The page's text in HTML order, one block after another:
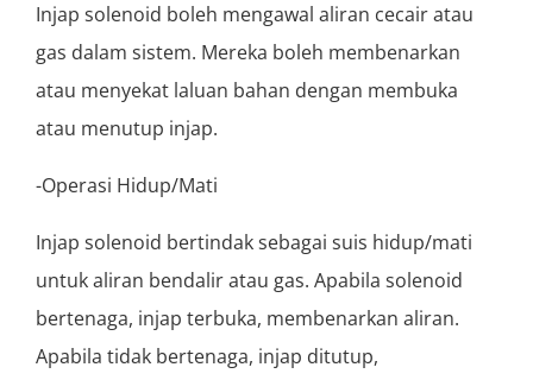
Injap solenoid boleh mengawal aliran cecair atau
gas dalam sistem. Mereka boleh membenarkan
atau menyekat laluan bahan dengan membuka
atau menutup injap.
-Operasi Hidup/Mati
Injap solenoid bertindak sebagai suis hidup/mati
untuk aliran bendalir atau gas. Apabila solenoid
bertenaga, injap terbuka, membenarkan aliran.
Apabila tidak bertenaga, injap ditutup,